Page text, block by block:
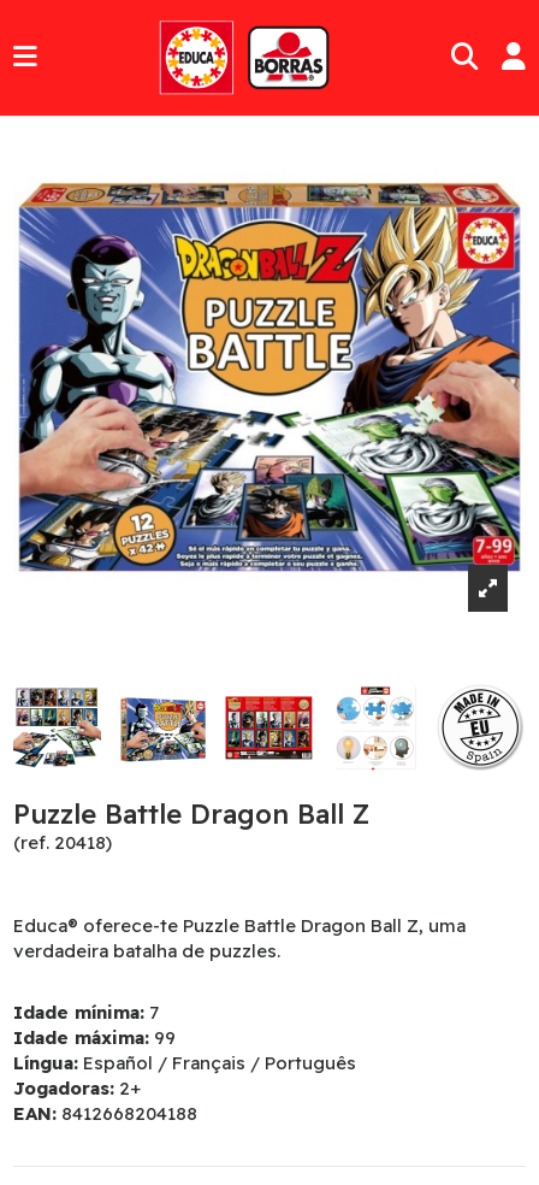
Puzzle Battle Dragon Ball Z
(ref. 20418)
Educa® oferece-te Puzzle Battle Dragon Ball Z, uma
verdadeira batalha de puzzles.
Idade mínima: 7
Idade máxima: 99
Língua: Español / Français / Português
Jogadoras: 2+
EAN: 8412668204188